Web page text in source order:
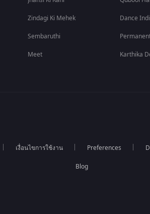
Zindagi Ki Mehek
Sembaruthi
Meet
Dance
Karthika
เงื่อนไขการใช้งาน Preferences
Blog